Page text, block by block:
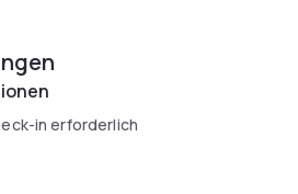
in erforderlich